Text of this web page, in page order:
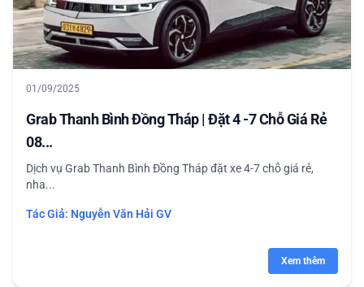
01/09/2025
Grab Thanh Bình Đồng Tháp | Đặt 4 -7 Chỗ Giá Rẻ
08...
Dịch vụ Grab Thanh Bình Đồng Tháp đặt xe 4-7 chỗ giá rẻ,
nha...
Tác Giả: Nguyễn Văn Hải GV
Xem thêm